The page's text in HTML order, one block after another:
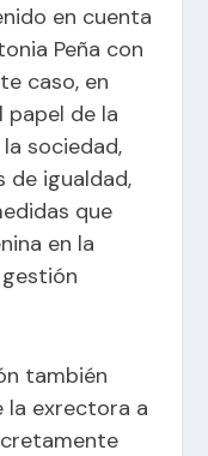
en cuenta
Peña con
caso, en
papel de la
sociedad,
de igualdad,
que
en la
también
la exrectora a